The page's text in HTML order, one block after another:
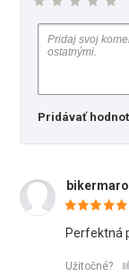
Pridávať
bikermaro
Perfektná
Užitočné?